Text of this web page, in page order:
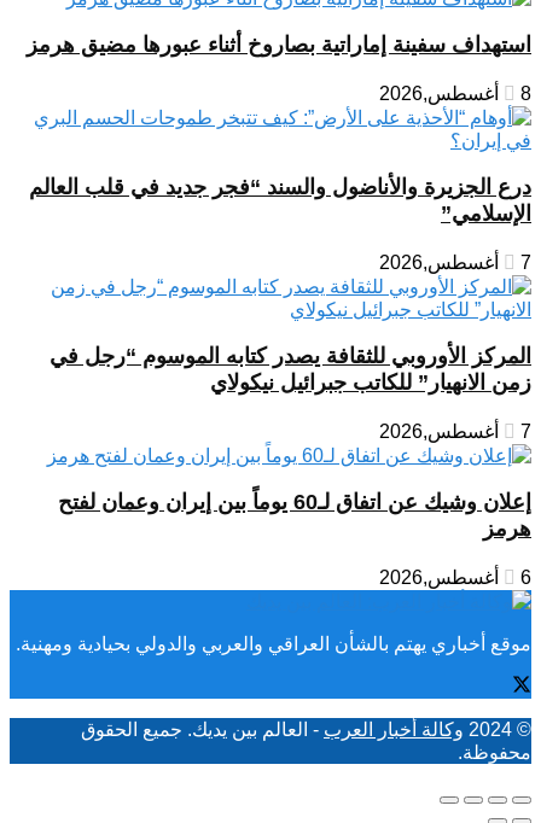
استهداف سفينة إماراتية بصاروخ أثناء عبورها مضيق هرمز
8 أغسطس,2026
درع الجزيرة والأناضول والسند “فجر جديد في قلب العالم
الإسلامي”
7 أغسطس,2026
المركز الأوروبي للثقافة يصدر كتابه الموسوم “رجل في
زمن الانهيار” للكاتب جبرائيل نيكولاي
7 أغسطس,2026
إعلان وشيك عن اتفاق لـ60 يوماً بين إيران وعمان لفتح
هرمز
6 أغسطس,2026
موقع أخباري يهتم بالشأن العراقي والعربي والدولي بحيادية ومهنية.
© 2024 وكالة أخبار العرب - العالم بين يديك. جميع الحقوق
محفوظة.